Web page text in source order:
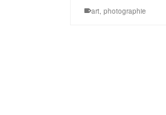
art, photographie